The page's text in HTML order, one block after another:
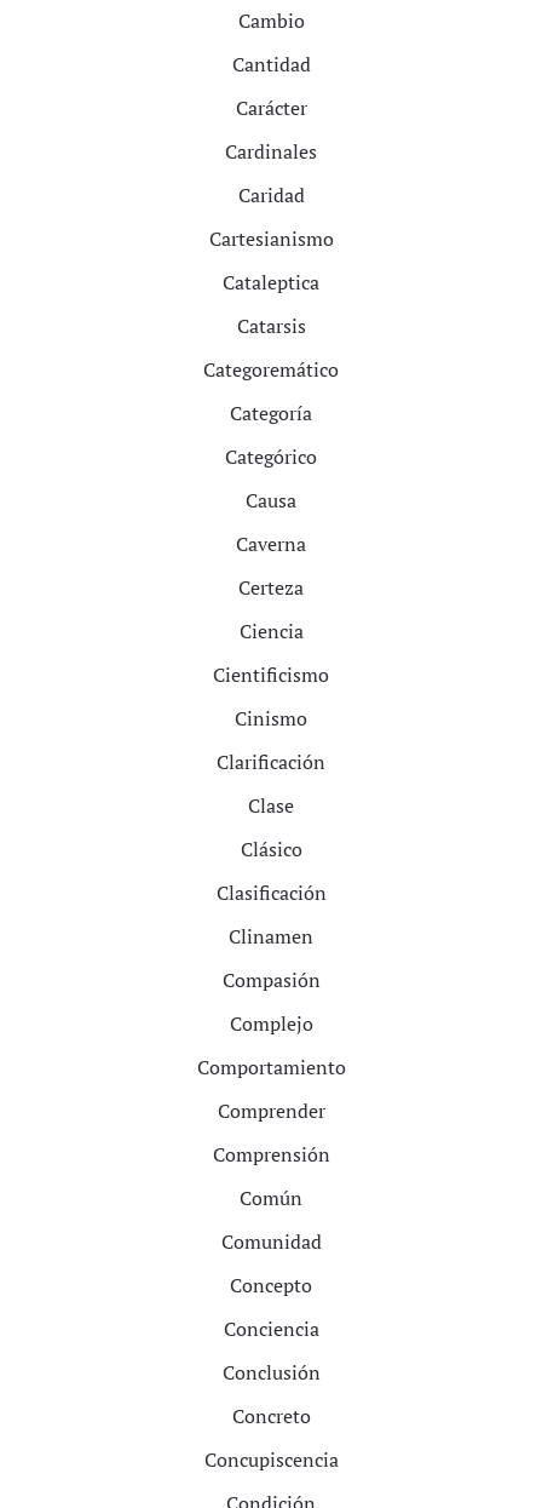
Cambio
Cantidad
Carácter
Cardinales
Caridad
Cartesianismo
Cataleptica
Catarsis
Categoremático
Categoría
Categórico
Causa
Caverna
Certeza
Ciencia
Cientificismo
Cinismo
Clarificación
Clase
Clásico
Clasificación
Clinamen
Compasión
Complejo
Comportamiento
Comprender
Comprensión
Común
Comunidad
Concepto
Conciencia
Conclusión
Concreto
Concupiscencia